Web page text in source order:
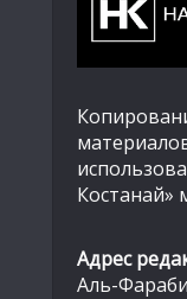
Костанай»
Адрес
Аль-